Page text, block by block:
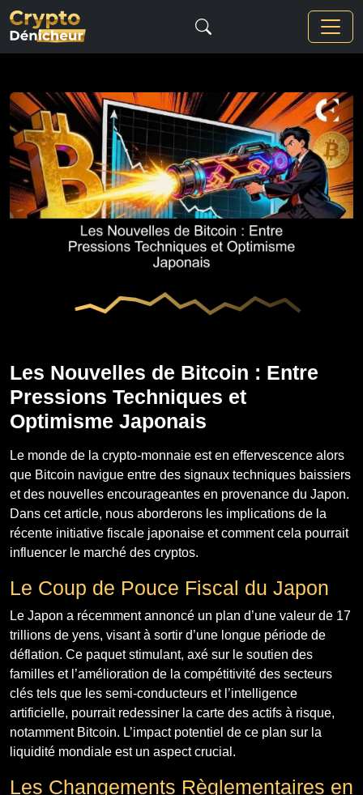
Les Nouvelles de Bitcoin : Entre
Pressions Techniques et
Optimisme Japonais
Le monde de la crypto-monnaie est en effervescence alors
que Bitcoin navigue entre des signaux techniques baissiers
et des nouvelles encourageantes en provenance du Japon.
Dans cet article, nous aborderons les implications de la
récente initiative fiscale japonaise et comment cela pourrait
influencer le marché des cryptos.
Le Coup de Pouce Fiscal du Japon
Le Japon a récemment annoncé un plan d’une valeur de 17
trillions de yens, visant à sortir d’une longue période de
déflation. Ce paquet stimulant, axé sur le soutien des
familles et l’amélioration de la compétitivité des secteurs
clés tels que les semi-conducteurs et l’intelligence
artificielle, pourrait redessiner la carte des actifs à risque,
notamment Bitcoin. L’impact potentiel de ce plan sur la
liquidité mondiale est un aspect crucial.
Les Changements Règlementaires en